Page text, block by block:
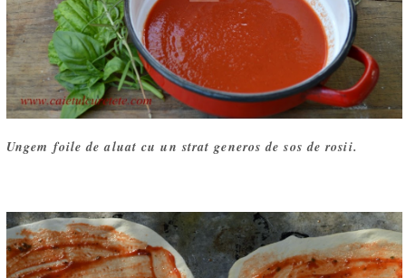
Ungem foile de aluat cu un strat generos de sos de rosii.